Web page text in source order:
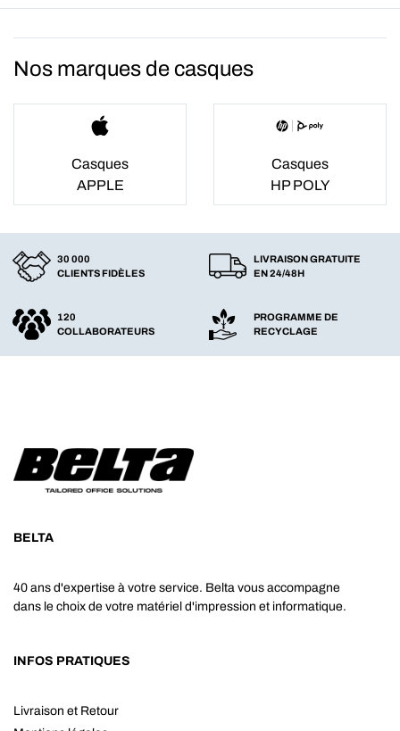
Nos marques de casques
Casques
APPLE
Casques
HP POLY
30 000
CLIENTS FIDÈLES
LIVRAISON GRATUITE
EN 24/48H
120
COLLABORATEURS
PROGRAMME DE
RECYCLAGE
BELTA
40 ans d'expertise à votre service. Belta vous accompagne
dans le choix de votre matériel d'impression et informatique.
INFOS PRATIQUES
Livraison et Retour